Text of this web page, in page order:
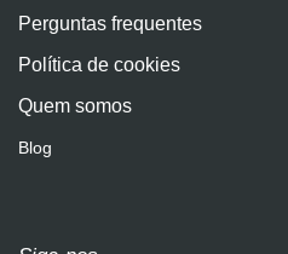
Perguntas frequentes
Política de cookies
Quem somos
Blog